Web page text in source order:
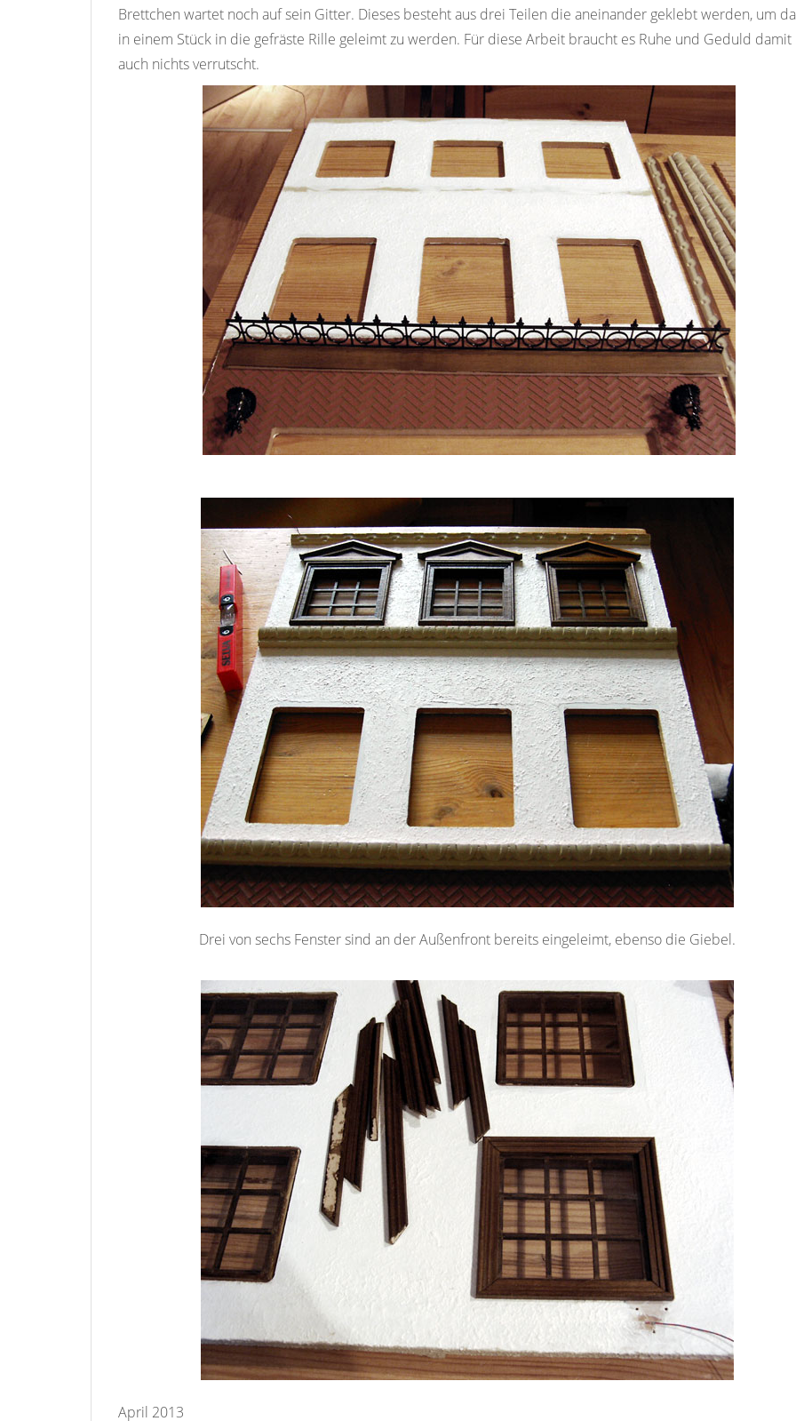
Brettchen wartet noch auf sein Gitter. Dieses besteht aus drei Teilen die aneinander geklebt werden, um
in einem Stück in die gefräste Rille geleimt zu werden. Für diese Arbeit braucht es Ruhe und Geduld damit
auch nichts verrutscht.
Drei von sechs Fenster sind an der Außenfront bereits eingeleimt, ebenso die Giebel.
April 2013